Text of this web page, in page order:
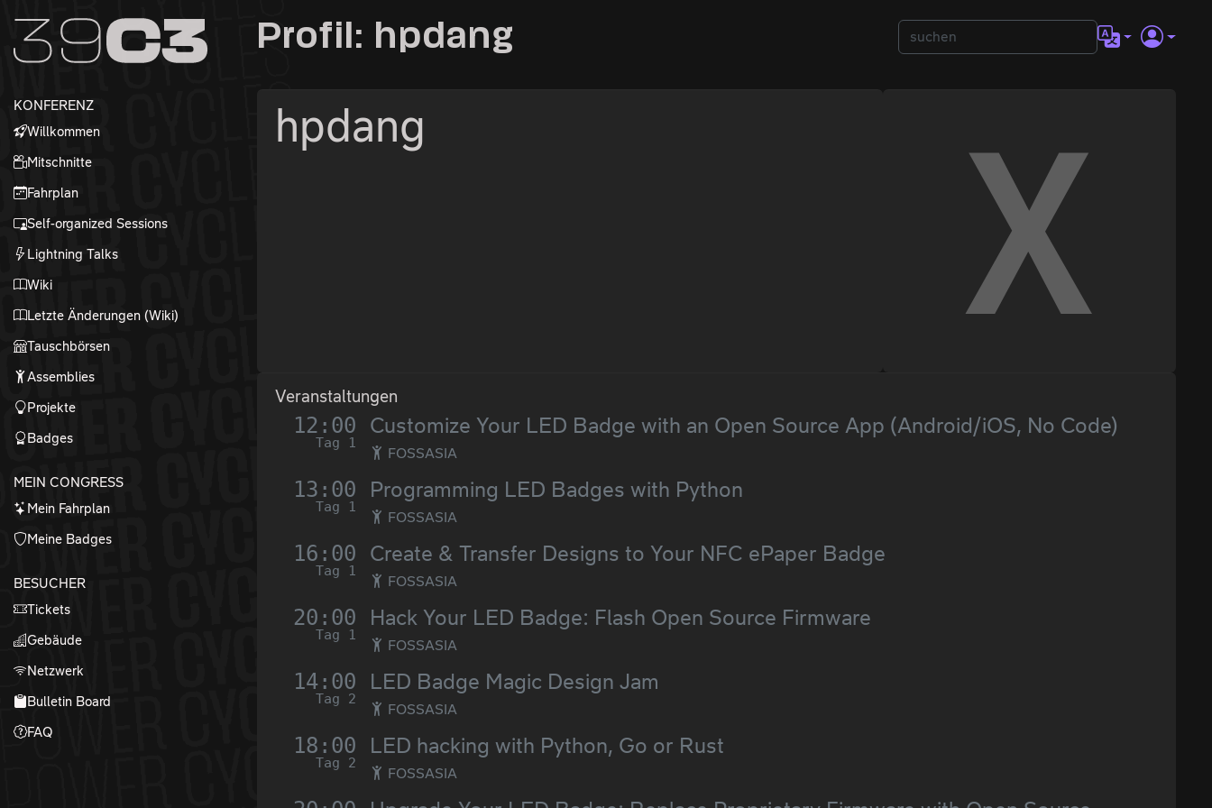
Zum Inhalt
Zum Footer
KONFERENZ
Willkommen
Mitschnitte
Fahrplan
Self-organized Sessions
Lightning Talks
Wiki
Letzte Änderungen (Wiki)
Tauschbörsen
Assemblies
Projekte
Badges
MEIN CONGRESS
Mein Fahrplan
Meine Badges
BESUCHER
Tickets
Gebäude
Netzwerk
Bulletin Board
FAQ
Profil: hpdang
hpdang
Veranstaltungen
12:00
Tag 1
Customize Your LED Badge with an Open Source App (Android/iOS, No Code)
FOSSASIA
13:00
Tag 1
Programming LED Badges with Python
FOSSASIA
16:00
Tag 1
Create & Transfer Designs to Your NFC ePaper Badge
FOSSASIA
20:00
Tag 1
Hack Your LED Badge: Flash Open Source Firmware
FOSSASIA
14:00
Tag 2
LED Badge Magic Design Jam
FOSSASIA
18:00
Tag 2
LED hacking with Python, Go or Rust
FOSSASIA